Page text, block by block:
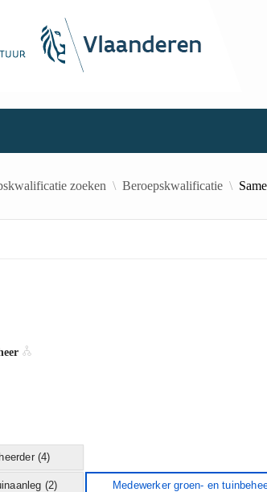
zoeken Beroepskwalificatie
(4)
(2) Medewerker groen- en